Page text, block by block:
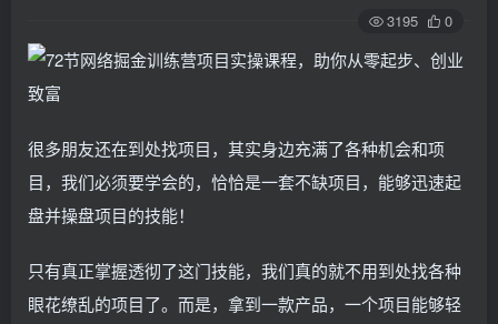
3195 0
很多朋友还在到处找项目，其实身边充满了各种机会和项
目，我们必须要学会的，恰恰是一套不缺项目，能够迅速起
盘并操盘项目的技能！
只有真正掌握透彻了这门技能，我们真的就不用到处找各种
眼花缭乱的项目了。而是，拿到一款产品，一个项目能够轻